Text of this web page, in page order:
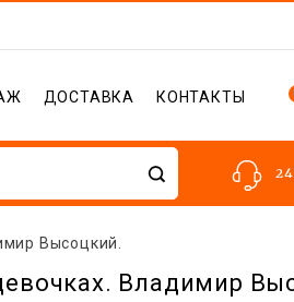
ДОСТАВКА КОНТАКТЫ
Высоцкий.
Владимир